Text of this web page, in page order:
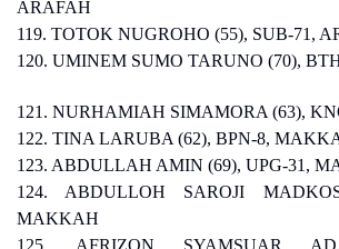
ARAFAH
119. TOTOK NUGROHO (55), SUB-71,
120. UMINEM SUMO TARUNO (70),
121. NURHAMIAH SIMAMORA (63),
122. TINA LARUBA (62), BPN-8,
123. ABDULLAH AMIN (69), UPG-31,
124. ABDULLOH SAROJI
MAKKAH
125. AFRIZON SYAMSUAR